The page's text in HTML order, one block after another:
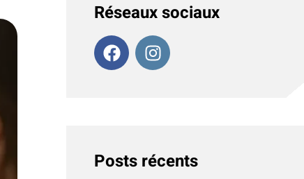
Réseaux sociaux
Posts récents